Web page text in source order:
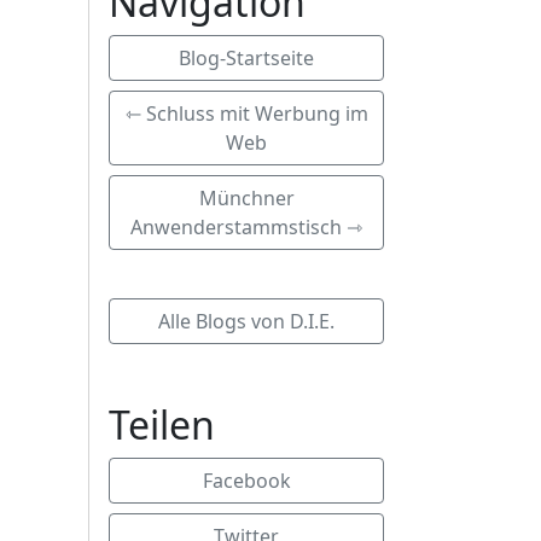
Blog-Startseite
⇽ Schluss mit Werbung im
Web
Münchner
Anwenderstammstisch ⇾
Alle Blogs von D.I.E.
Teilen
Facebook